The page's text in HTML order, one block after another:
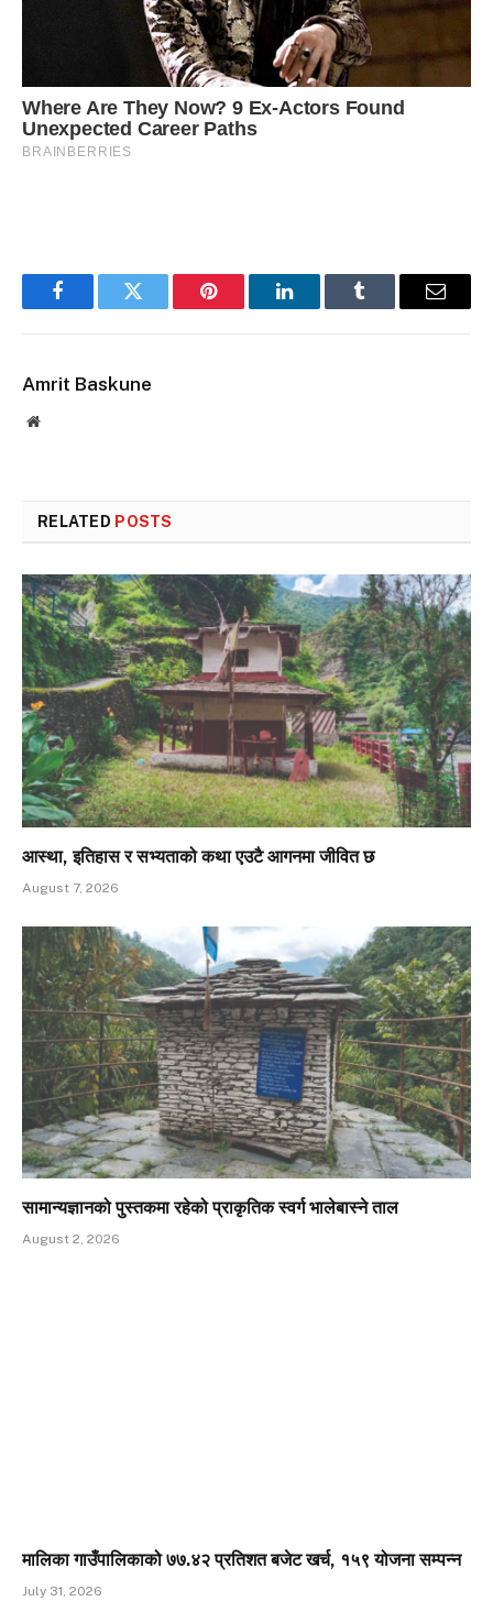
FacebookTwitter Pinterest LinkedInTumblr Email
Amrit Baskune
Website
RELATED POSTS
आस्था, इतिहास र सभ्यताको कथा एउटै आगनमा जीवित छ
August 7, 2026
सामान्यज्ञानको पुस्तकमा रहेको प्राकृतिक स्वर्ग भालेबास्ने ताल
August 2, 2026
मालिका गाउँपालिकाको ७७.४२ प्रतिशत बजेट खर्च, १५९ योजना सम्पन्न
July 31, 2026